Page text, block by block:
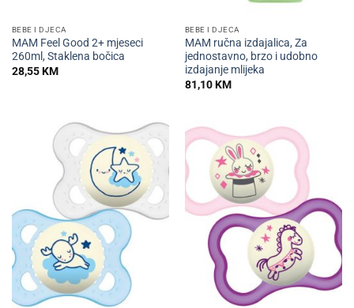
BEBE I DJECA
MAM Feel Good 2+ mjeseci
260ml, Staklena bočica
28,55KM
BEBE I DJECA
MAM ručna izdajalica, Za
jednostavno, brzo i udobno
izdajanje mlijeka
81,10KM